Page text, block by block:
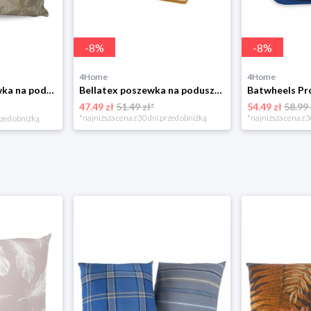
Matějovský Poszewka na poduszkę Solei, 40 x 40 cm
obniżką
-8%
4Home
Bellatex poszewka na poduszkę klinową frotte musztardowa, 80 x 50 x 20 cm
47.49 zł51.49 zł*
*najniższa cena z 30 dni przed obniżką
-8%
4Home
54.49 zł58.99
*najniższa cena z